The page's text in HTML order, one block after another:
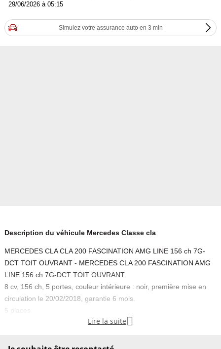
29/06/2026 à 05:15
Simulez votre assurance auto en 3 min
Description du véhicule Mercedes Classe cla
MERCEDES CLA CLA 200 FASCINATION AMG LINE 156 ch 7G-
DCT TOIT OUVRANT - MERCEDES CLA 200 FASCINATION AMG
LINE 156 ch 7G-DCT TOIT OUVRANT
8 cv, 156 ch, 5 portes, couleur intérieure : noir, première mise en
circulation le 20/02/2018, garantie 6 mois.
5 places
Aide au parking AV/AR
Lire la suite 